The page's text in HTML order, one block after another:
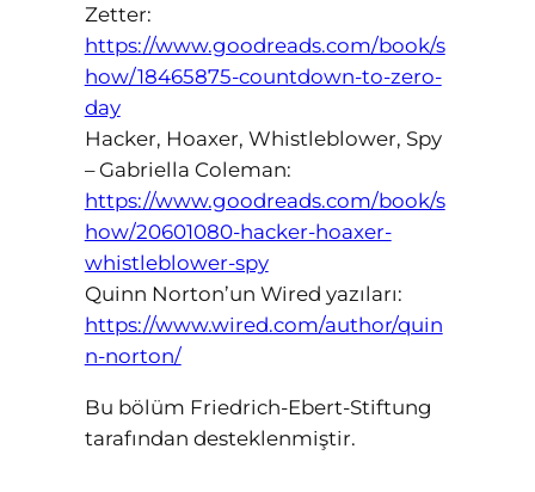
Zetter:
https://www.goodreads.com/book/s
how/18465875-countdown-to-zero-
day
Hacker, Hoaxer, Whistleblower, Spy
– Gabriella Coleman:
https://www.goodreads.com/book/s
how/20601080-hacker-hoaxer-
whistleblower-spy
Quinn Norton’un Wired yazıları:
https://www.wired.com/author/quin
n-norton/
Bu bölüm Friedrich-Ebert-Stiftung
tarafından desteklenmiştir.